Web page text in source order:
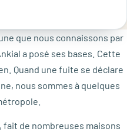
que nous connaissons par
a posé ses bases. Cette
Quand une fuite se déclare
nous sommes à quelques
de nombreuses maisons